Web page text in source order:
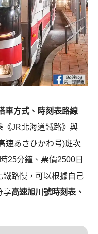
車方式、時刻表路線
《JR北海道鐵路》與
速あさひかわ号)班次
25分鐘、票價2500日
鐵路慢，可以根據自己
享高速旭川號時刻表、